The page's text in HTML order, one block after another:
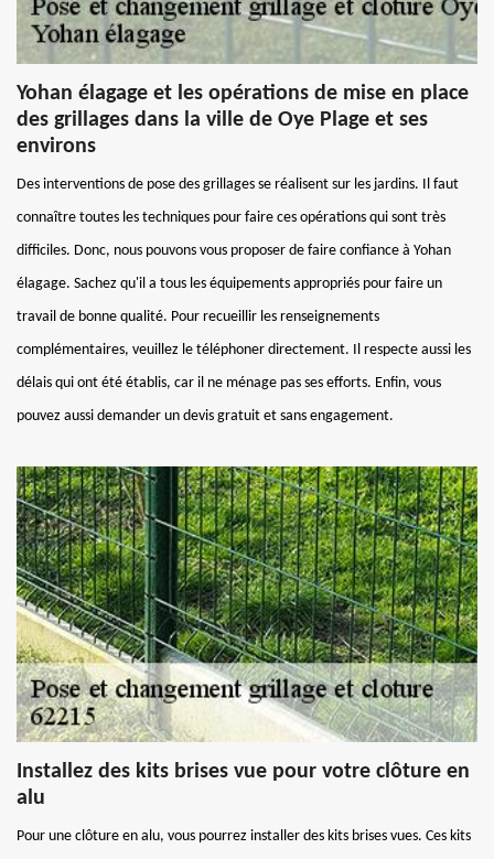
Yohan élagage et les opérations de mise en place
des grillages dans la ville de Oye Plage et ses
environs
Des interventions de pose des grillages se réalisent sur les jardins. Il faut
connaître toutes les techniques pour faire ces opérations qui sont très
difficiles. Donc, nous pouvons vous proposer de faire confiance à Yohan
élagage. Sachez qu'il a tous les équipements appropriés pour faire un
travail de bonne qualité. Pour recueillir les renseignements
complémentaires, veuillez le téléphoner directement. Il respecte aussi les
délais qui ont été établis, car il ne ménage pas ses efforts. Enfin, vous
pouvez aussi demander un devis gratuit et sans engagement.
Installez des kits brises vue pour votre clôture en
alu
Pour une clôture en alu, vous pourrez installer des kits brises vues. Ces kits